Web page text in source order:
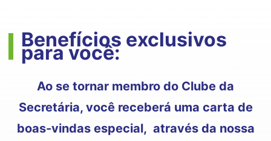
Benefícios exclusivos
para você:
Ao se tornar membro do Clube da
Secretária, você receberá uma carta de
boas-vindas especial, através da nossa